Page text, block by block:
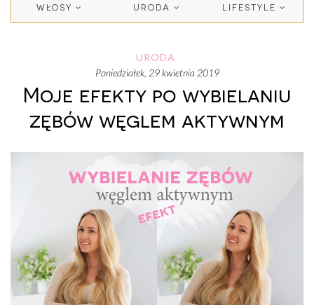
WŁOSY URODA LIFESTYLE
URODA
poniedziałek, 29 kwietnia 2019
Moje efekty po wybielaniu
zębów węglem aktywnym